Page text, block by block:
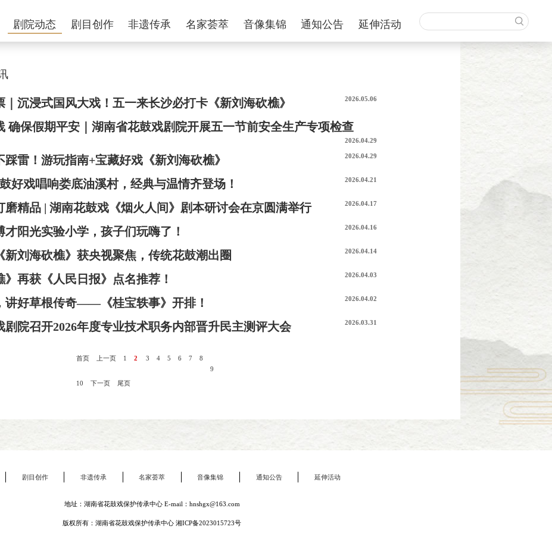
剧院动态 剧目创作 非遗传承 名家荟萃 音像集锦 通知公告 延伸活动
｜沉浸式国风大戏！五一来长沙必打卡《新刘海砍樵》 2026.05.06
确保假期平安｜湖南省花鼓戏剧院开展五一节前安全生产专项检查
2026.04.29
踩雷！游玩指南+宝藏好戏《新刘海砍樵》 2026.04.29
好戏唱响娄底油溪村，经典与温情齐登场！ 2026.04.21
磨精品 | 湖南花鼓戏《烟火人间》剧本研讨会在京圆满举行 2026.04.17
才阳光实验小学，孩子们玩嗨了！ 2026.04.16
新刘海砍樵》获央视聚焦，传统花鼓潮出圈 2026.04.14
》再获《人民日报》点名推荐！ 2026.04.03
讲好草根传奇——《桂宝轶事》开排！ 2026.04.02
剧院召开2026年度专业技术职务内部晋升民主测评大会 2026.03.31
首页 上一页 1 2 3 4 5 6 7
8
9
10
下一页 尾页
剧目创作 非遗传承 名家荟萃 音像集锦 通知公告 延伸活动
地址：湖南省花鼓戏保护传承中心 E-mail：hnshgx@163.com
版权所有：湖南省花鼓戏保护传承中心 湘ICP备2023015723号